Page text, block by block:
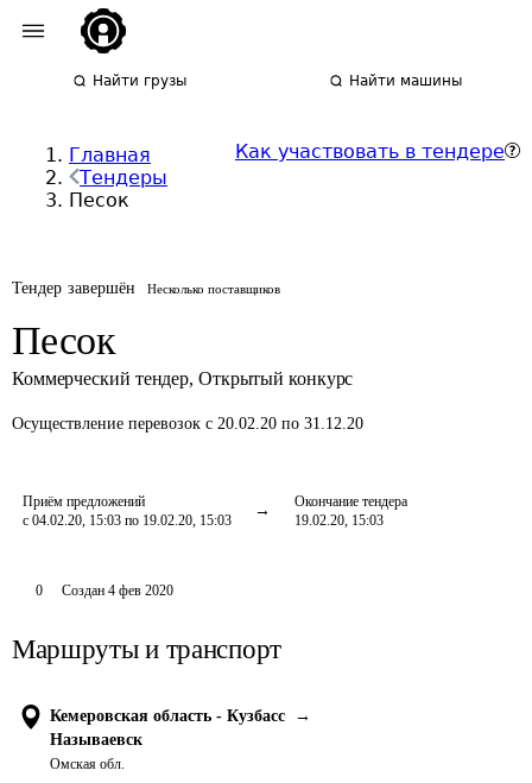
Найти грузы Найти машины
Главная
Тендеры
Песок
Как участвовать в тендере
Тендер завершён Несколько поставщиков
Песок
Коммерческий тендер, Открытый конкурс
Осуществление перевозок с 20.02.20 по 31.12.20
Приём предложений
с 04.02.20, 15:03 по 19.02.20, 15:03
Окончание тендера
19.02.20, 15:03
0 Создан 4 фев 2020
Маршруты и транспорт
Кемеровская область - Кузбасс
→
Называевск
Омская обл.